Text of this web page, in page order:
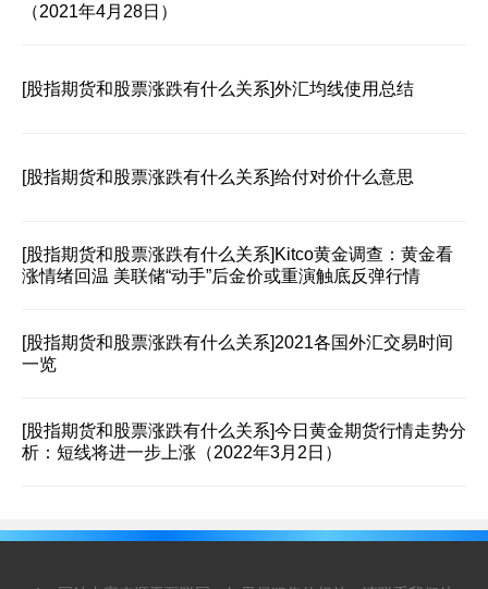
（2021年4月28日）
[股指期货和股票涨跌有什么关系]外汇均线使用总结
[股指期货和股票涨跌有什么关系]给付对价什么意思
[股指期货和股票涨跌有什么关系] Kitco黄金调查：黄金看
涨情绪回温 美联储“动手”后金价或重演触底反弹行情
[股指期货和股票涨跌有什么关系]2021各国外汇交易时间
一览
[股指期货和股票涨跌有什么关系]今日黄金期货行情走势分
析：短线将进一步上涨（2022年3月2日）